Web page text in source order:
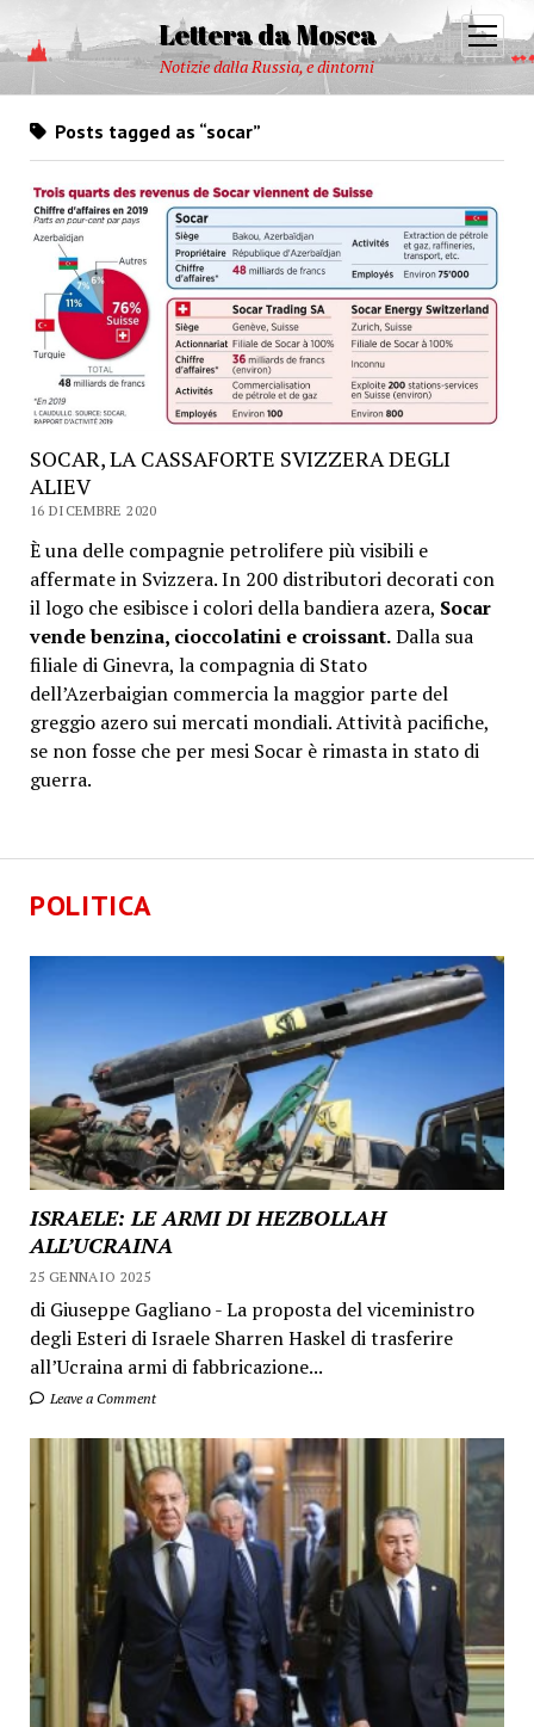
Lettera da Mosca
Notizie dalla Russia, e dintorni
open
menu
POLITICA
ISRAELE: LE ARMI DI HEZBOLLAH
ALL’UCRAINA
25 GENNAIO 2025
di Giuseppe Gagliano - La proposta del viceministro
degli Esteri di Israele Sharren Haskel di trasferire
all’Ucraina armi di fabbricazione...
Leave a Comment
Posts tagged as “socar”
SOCAR, LA CASSAFORTE SVIZZERA DEGLI
ALIEV
16 DICEMBRE 2020
È una delle compagnie petrolifere più visibili e
affermate in Svizzera.In 200 distributori decorati con
il logo che esibisce i colori della bandiera azera, Socar
vende benzina, cioccolatini e croissant.Dalla sua
filiale di Ginevra, la compagnia di Stato
dell’Azerbaigian commercia la maggior parte del
greggio azero sui mercati mondiali. Attività pacifiche,
se non fosse che per mesi Socar è rimasta in stato di
guerra.